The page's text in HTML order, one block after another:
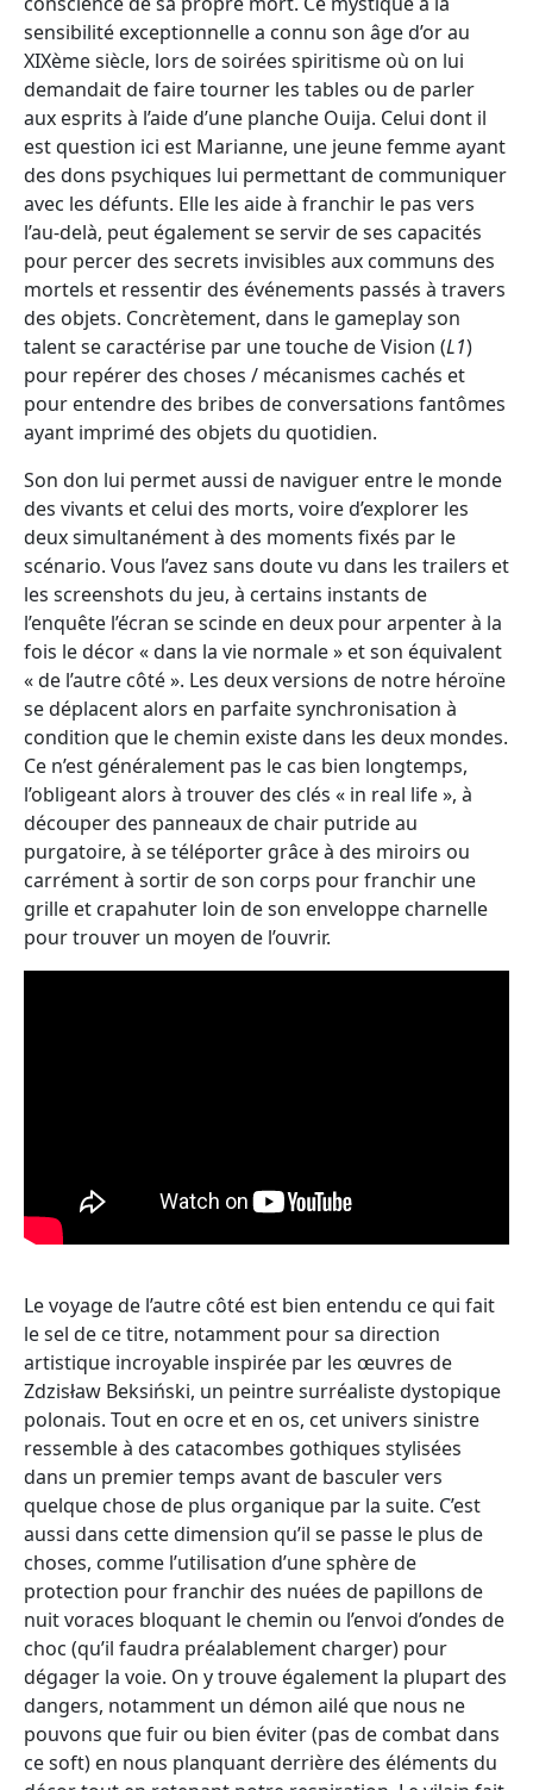
sensibilité exceptionnelle a connu son âge d’or au
XIXème siècle, lors de soirées spiritisme où on lui
demandait de faire tourner les tables ou de parler
aux esprits à l’aide d’une planche Ouija. Celui dont il
est question ici est Marianne, une jeune femme ayant
des dons psychiques lui permettant de communiquer
avec les défunts. Elle les aide à franchir le pas vers
l’au-delà, peut également se servir de ses capacités
pour percer des secrets invisibles aux communs des
mortels et ressentir des événements passés à travers
des objets. Concrètement, dans le gameplay son
talent se caractérise par une touche de Vision (L1)
pour repérer des choses / mécanismes cachés et
pour entendre des bribes de conversations fantômes
ayant imprimé des objets du quotidien.
Son don lui permet aussi de naviguer entre le monde
des vivants et celui des morts, voire d’explorer les
deux simultanément à des moments fixés par le
scénario. Vous l’avez sans doute vu dans les trailers et
les screenshots du jeu, à certains instants de
l’enquête l’écran se scinde en deux pour arpenter à la
fois le décor « dans la vie normale » et son équivalent
« de l’autre côté ». Les deux versions de notre héroïne
se déplacent alors en parfaite synchronisation à
condition que le chemin existe dans les deux mondes.
Ce n’est généralement pas le cas bien longtemps,
l’obligeant alors à trouver des clés « in real life », à
découper des panneaux de chair putride au
purgatoire, à se téléporter grâce à des miroirs ou
carrément à sortir de son corps pour franchir une
grille et crapahuter loin de son enveloppe charnelle
pour trouver un moyen de l’ouvrir.
Le voyage de l’autre côté est bien entendu ce qui fait
le sel de ce titre, notamment pour sa direction
artistique incroyable inspirée par les œuvres de
Zdzisław Beksiński, un peintre surréaliste dystopique
polonais. Tout en ocre et en os, cet univers sinistre
ressemble à des catacombes gothiques stylisées
dans un premier temps avant de basculer vers
quelque chose de plus organique par la suite. C’est
aussi dans cette dimension qu’il se passe le plus de
choses, comme l’utilisation d’une sphère de
protection pour franchir des nuées de papillons de
nuit voraces bloquant le chemin ou l’envoi d’ondes de
choc (qu’il faudra préalablement charger) pour
dégager la voie. On y trouve également la plupart des
dangers, notamment un démon ailé que nous ne
pouvons que fuir ou bien éviter (pas de combat dans
ce soft) en nous planquant derrière des éléments du